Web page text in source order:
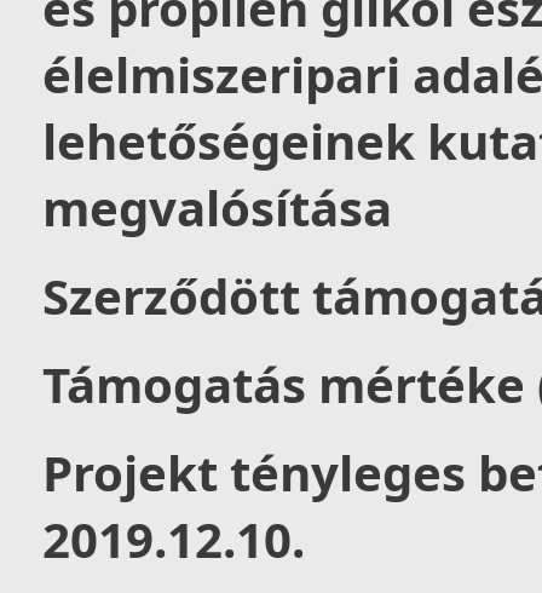
élelmiszeripari
lehetőségeinek
megvalósítása
Szerződött
Támogatás mértéke
Projekt tényleges
2019.12.10.